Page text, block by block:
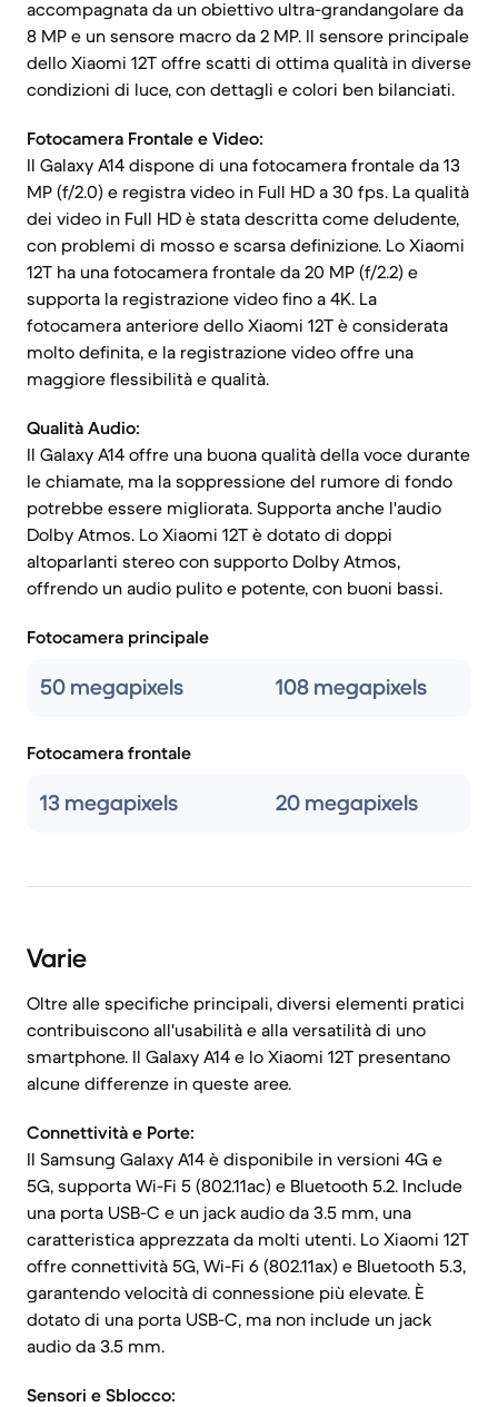
accompagnata da un obiettivo ultra-grandangolare da
8 MP e un sensore macro da 2 MP. Il sensore principale
dello Xiaomi 12T offre scatti di ottima qualità in diverse
condizioni di luce, con dettagli e colori ben bilanciati.
Fotocamera Frontale e Video:
Il Galaxy A14 dispone di una fotocamera frontale da 13
MP (f/2.0) e registra video in Full HD a 30 fps. La qualità
dei video in Full HD è stata descritta come deludente,
con problemi di mosso e scarsa definizione. Lo Xiaomi
12T ha una fotocamera frontale da 20 MP (f/2.2) e
supporta la registrazione video fino a 4K. La
fotocamera anteriore dello Xiaomi 12T è considerata
molto definita, e la registrazione video offre una
maggiore flessibilità e qualità.
Qualità Audio:
Il Galaxy A14 offre una buona qualità della voce durante
le chiamate, ma la soppressione del rumore di fondo
potrebbe essere migliorata. Supporta anche l'audio
Dolby Atmos. Lo Xiaomi 12T è dotato di doppi
altoparlanti stereo con supporto Dolby Atmos,
offrendo un audio pulito e potente, con buoni bassi.
Fotocamera principale
50 megapixels 108 megapixels
Fotocamera frontale
13 megapixels 20 megapixels
Varie
Oltre alle specifiche principali, diversi elementi pratici
contribuiscono all'usabilità e alla versatilità di uno
smartphone. Il Galaxy A14 e lo Xiaomi 12T presentano
alcune differenze in queste aree.
Connettività e Porte:
Il Samsung Galaxy A14 è disponibile in versioni 4G e
5G, supporta Wi-Fi 5 (802.11ac) e Bluetooth 5.2. Include
una porta USB-C e un jack audio da 3.5 mm, una
caratteristica apprezzata da molti utenti. Lo Xiaomi 12T
offre connettività 5G, Wi-Fi 6 (802.11ax) e Bluetooth 5.3,
garantendo velocità di connessione più elevate. È
dotato di una porta USB-C, ma non include un jack
audio da 3.5 mm.
Sensori e Sblocco: